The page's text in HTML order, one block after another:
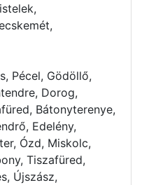
Pécel, Gödöllő,
Dorog,
Bátonyterenye,
Edelény,
Ózd, Miskolc,
Tiszafüred,
Újszász,